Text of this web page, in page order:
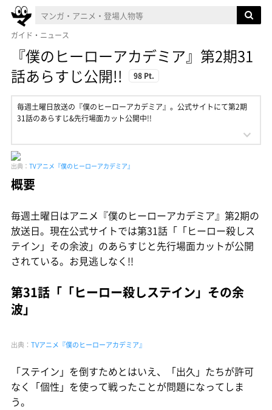
ガイド・ニュース
『僕のヒーローアカデミア』第2期31
話あらすじ公開!!
98 Pt.
毎週土曜日放送の『僕のヒーローアカデミア』。公式サイトにて第2期
31話のあらすじ&先行場面カット公開中!!
出典： TVアニメ『僕のヒーローアカデミア』
概要
毎週土曜日はアニメ『僕のヒーローアカデミア』第2期の
放送日。現在公式サイトでは第31話「「ヒーロー殺しス
テイン」その余波」のあらすじと先行場面カットが公開
されている。お見逃しなく!!
第31話「「ヒーロー殺しステイン」その余
波」
出典： TVアニメ『僕のヒーローアカデミア』
「ステイン」を倒すためとはいえ、「出久」たちが許可
なく「個性」を使って戦ったことが問題になってしま
う。